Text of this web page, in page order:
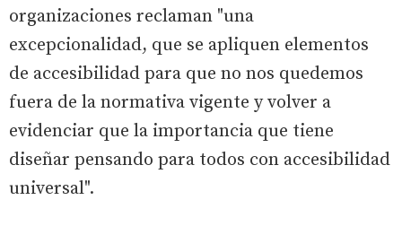
organizaciones reclaman "una
excepcionalidad, que se apliquen elementos
de accesibilidad para que no nos quedemos
fuera de la normativa vigente y volver a
evidenciar que la importancia que tiene
diseñar pensando para todos con accesibilidad
universal".